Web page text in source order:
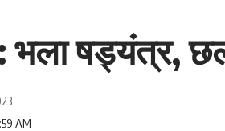
भला षड्यंत्र,
AM